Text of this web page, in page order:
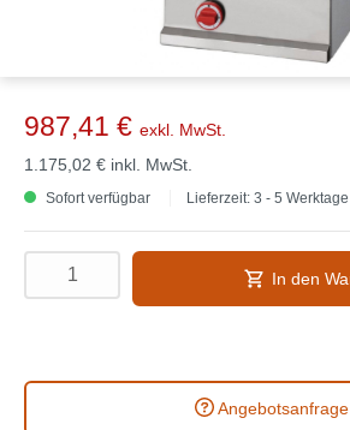
987,41 € exkl. MwSt.
1.175,02 € inkl. MwSt.
Sofort verfügbar Lieferzeit: 3 - 5 Werktage
In den
Angebotsanfrage